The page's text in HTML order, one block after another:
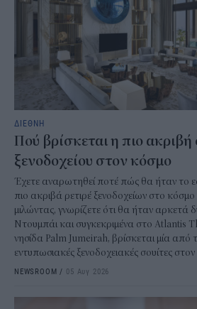
ΔΙΕΘΝΗ
Πού βρίσκεται η πιο ακριβή
ξενοδοχείου στον κόσμο
Έχετε αναρωτηθεί ποτέ πώς θα ήταν το
πιο ακριβά ρετιρέ ξενοδοχείων στο
μιλώντας, γνωρίζετε ότι θα ήταν αρκετά
Ντουμπάι και συγκεκριμένα στο Atlantis
νησίδα Palm Jumeirah, βρίσκεται μία από
εντυπωσιακές ξενοδοχειακές σουίτες
NEWSROOM / 05 Αυγ 2026